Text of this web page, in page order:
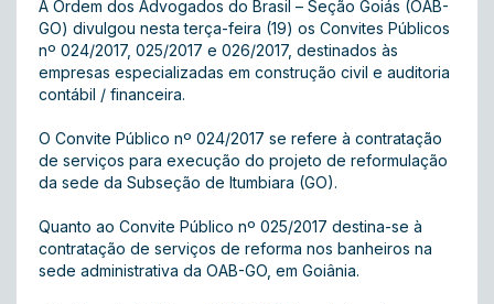
A Ordem dos Advogados do Brasil – Seção Goiás (OAB-
GO) divulgou nesta terça-feira (19) os Convites Públicos
nº 024/2017, 025/2017 e 026/2017, destinados às
empresas especializadas em construção civil e auditoria
contábil / financeira.
O Convite Público nº 024/2017 se refere à contratação
de serviços para execução do projeto de reformulação
da sede da Subseção de Itumbiara (GO).
Quanto ao Convite Público nº 025/2017 destina-se à
contratação de serviços de reforma nos banheiros na
sede administrativa da OAB-GO, em Goiânia.